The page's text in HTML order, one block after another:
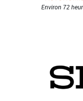
Environ 72